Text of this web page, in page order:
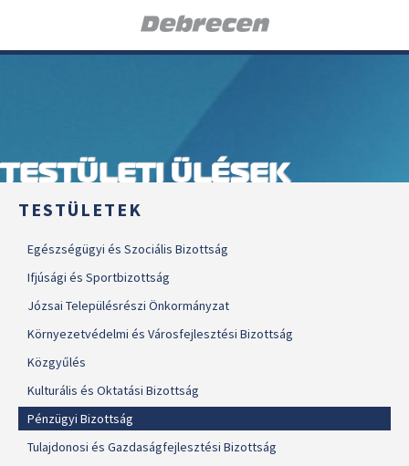
TESTÜLETI ÜLÉSEK
TESTÜLETEK
Egészségügyi és Szociális Bizottság
Ifjúsági és Sportbizottság
Józsai Településrészi Önkormányzat
Környezetvédelmi és Városfejlesztési Bizottság
Közgyűlés
Kulturális és Oktatási Bizottság
Pénzügyi Bizottság
Tulajdonosi és Gazdaságfejlesztési Bizottság